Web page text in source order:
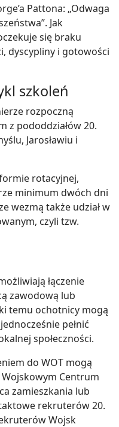
Pattona: „Odwaga
Jak
się braku
dyscypliny i gotowości
szkoleń
rozpoczną
z pododdziałów 20.
Jarosławiu i
rotacyjnej,
minimum dwóch dni
wezmą także udział w
czyli tzw.
łączenie
zawodową lub
temu ochotnicy mogą
pełnić
społeczności.
do WOT mogą
Wojskowym Centrum
zamieszkania lub
rekruterów 20.
Wojsk